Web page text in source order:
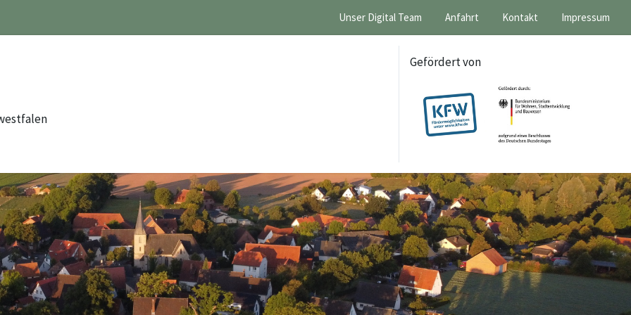
Unser Digital Team Anfahrt Kontakt Impressum
Gefördert von